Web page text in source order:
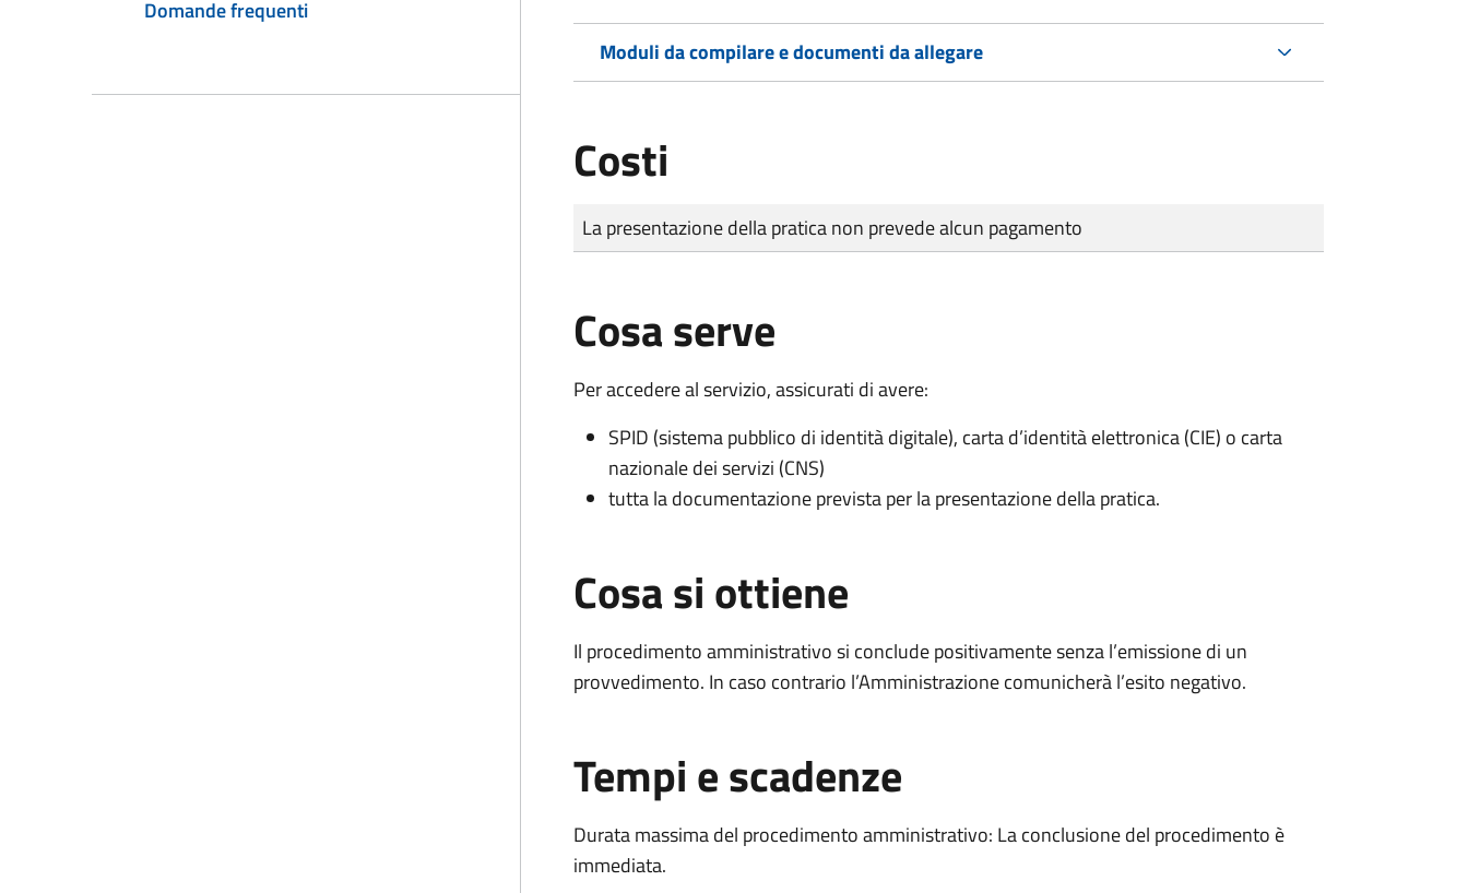
Domande frequenti
Moduli da compilare e documenti da allegare
Costi
Tipo di pagamento
Importo
La presentazione della pratica non prevede alcun pagamento
Cosa serve
Per accedere al servizio, assicurati di avere:
SPID (sistema pubblico di identità digitale), carta d’identità elettronica (CIE) o carta
nazionale dei servizi (CNS)
tutta la documentazione prevista per la presentazione della pratica.
Cosa si ottiene
Il procedimento amministrativo si conclude positivamente senza l’emissione di un
provvedimento. In caso contrario l’Amministrazione comunicherà l’esito negativo.
Tempi e scadenze
Durata massima del procedimento amministrativo: La conclusione del procedimento è
immediata.